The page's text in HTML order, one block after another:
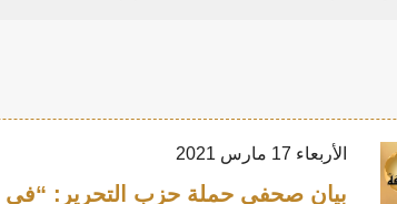
الأربعاء 17 مارس 2021
بيان صحفي حملة حزب التحرير: “في